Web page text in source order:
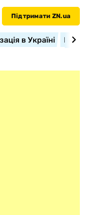
Підтримати ZN.ua
в Україні